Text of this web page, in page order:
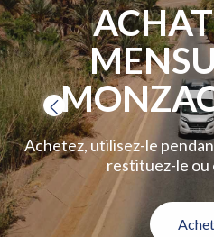
Achetez, utilisez-le
restituez-le ou